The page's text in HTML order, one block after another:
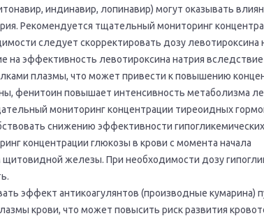
индинавир, лопинавир) могут оказывать
Рекомендуется тщательный мониторинг
следует скорректировать дозу левотироксина
на эффективность левотироксина натрия
плазмы, что может привести к повышению
фенитоин повышает интенсивность метаболизма
мониторинг концентрации тиреоидных
снижению эффективности
концентрации глюкозы в крови с момента начала
железы. При необходимости дозу
эффект антикоагулянтов (производные кумарина)
крови, что может повысить риск развития